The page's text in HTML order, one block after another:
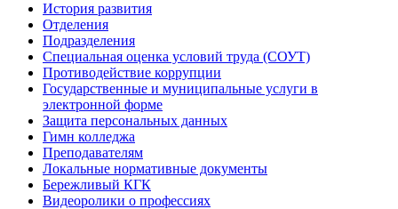
История развития
Отделения
Подразделения
Специальная оценка условий труда (СОУТ)
Противодействие коррупции
Государственные и муниципальные услуги в
электронной форме
Защита персональных данных
Гимн колледжа
Преподавателям
Локальные нормативные документы
Бережливый КГК
Видеоролики о профессиях